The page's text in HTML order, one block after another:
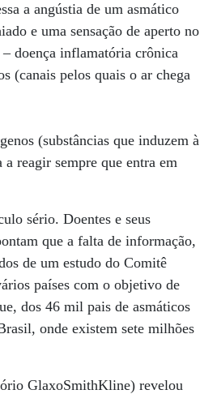
a angústia de um asmático
e uma sensação de aperto no
doença inflamatória crônica
(canais pelos quais o ar chega
(substâncias que induzem à
reagir sempre que entra em
sério. Doentes e seus
que a falta de informação,
de um estudo do Comitê
países com o objetivo de
dos 46 mil pais de asmáticos
onde existem sete milhões
GlaxoSmithKline) revelou